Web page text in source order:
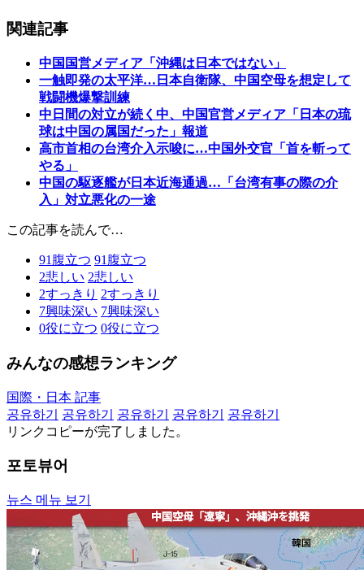
関連記事
中国国営メディア「沖縄は日本ではない」
一触即発の太平洋…日本自衛隊、中国空母を想定して
戦闘機爆撃訓練
中日間の対立が続く中、中国官営メディア「日本の琉
球は中国の属国だった」報道
高市首相の台湾介入示唆に…中国外交官「首を斬って
やる」
中国の駆逐艦が日本近海通過…「台湾有事の際の介
入」対立悪化の一途
この記事を読んで…
91 腹立つ 91 腹立つ
2悲しい 2悲しい
2すっきり 2すっきり
7興味深い 7興味深い
0役に立つ 0役に立つ
みんなの感想ランキング
国際・日本 記事
공유하기
공유하기 공유하기 공유하기
공유하기
リンクコピーが完了しました。
포토뷰어
뉴스 메뉴 보기